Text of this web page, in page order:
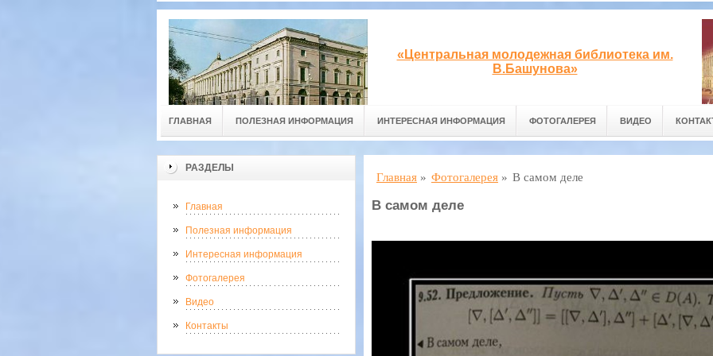
«Центральная молодежная библиотека им.
В.Башунова»
ГЛАВНАЯ ПОЛЕЗНАЯ ИНФОРМАЦИЯ ИНТЕРЕСНАЯ ИНФОРМАЦИЯ ФОТОГАЛЕРЕЯ ВИДЕО
РАЗДЕЛЫ
Главная
Полезная информация
Интересная информация
Фотогалерея
Видео
Контакты
Главная » Фотогалерея » В самом деле
В самом деле